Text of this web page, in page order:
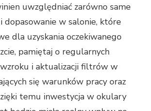
uwzględniać zarówno same
dopasowanie w salonie, które
dla uzyskania oczekiwanego
pamiętaj o regularnych
i aktualizacji filtrów w
się warunków pracy oraz
temu inwestycja w okulary